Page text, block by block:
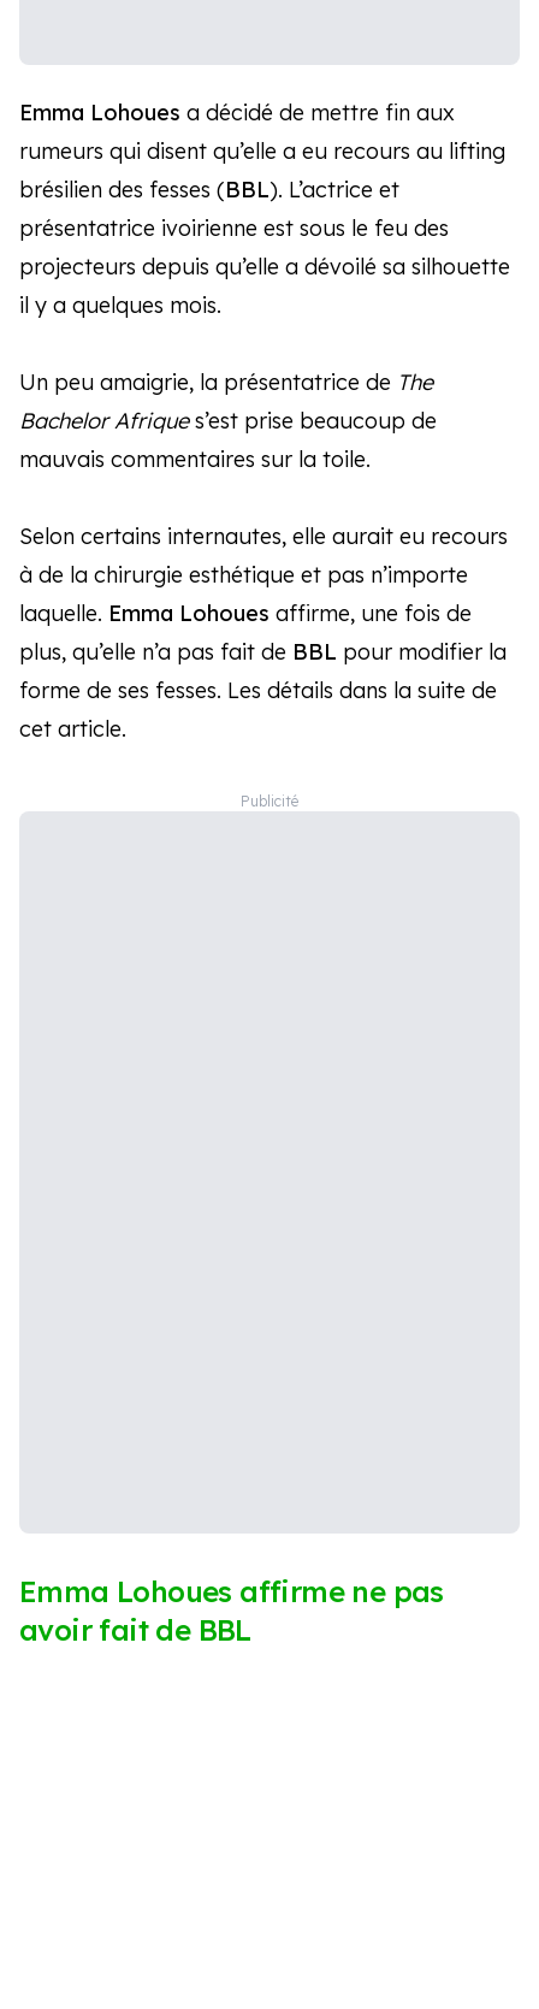
Emma Lohoues a décidé de mettre fin aux
rumeurs qui disent qu’elle a eu recours au lifting
brésilien des fesses (BBL). L’actrice et
présentatrice ivoirienne est sous le feu des
projecteurs depuis qu’elle a dévoilé sa silhouette
il y a quelques mois.
Un peu amaigrie, la présentatrice de The
Bachelor Afriques’est prise beaucoup de
mauvais commentaires sur la toile.
Selon certains internautes, elle aurait eu recours
à de la chirurgie esthétique et pas n’importe
laquelle. Emma Lohoues affirme, une fois de
plus, qu’elle n’a pas fait de BBL pour modifier la
forme de ses fesses. Les détails dans la suite de
cet article.
Emma Lohoues affirme ne pas
avoir fait de BBL